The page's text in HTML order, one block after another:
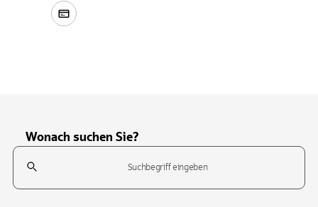
Wonach suchen Sie?
Suchfeld